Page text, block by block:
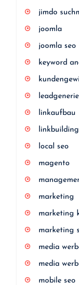
jimdo
joomla
joomla seo
keyword
linkaufbau
linkbuilding
local seo
magento
marketing
marketing
marketing
media
media
mobile seo